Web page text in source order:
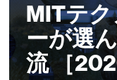
MITテ
ーが選
流 ［